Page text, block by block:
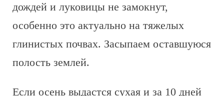
дождей и луковицы не замокнут,
особенно это актуально на тяжелых
глинистых почвах. Засыпаем оставшуюся
полость землей.
Если осень выдастся сухая и за 10 дней